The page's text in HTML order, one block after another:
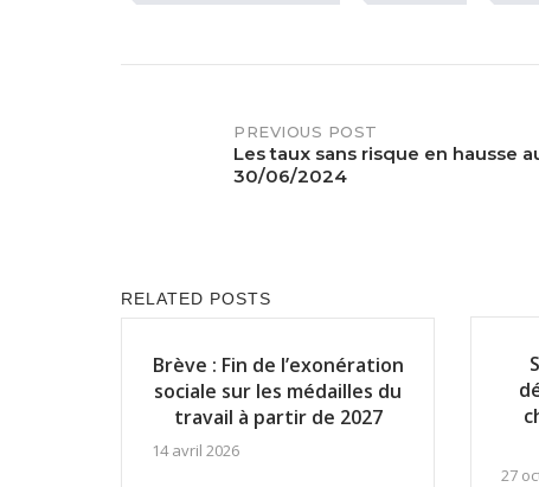
PREVIOUS POST
Les taux sans risque en hausse
30/06/2024
RELATED POSTS
Brève : Fin de l’exonération
sociale sur les médailles du
travail à partir de 2027
14 avril 2026
27